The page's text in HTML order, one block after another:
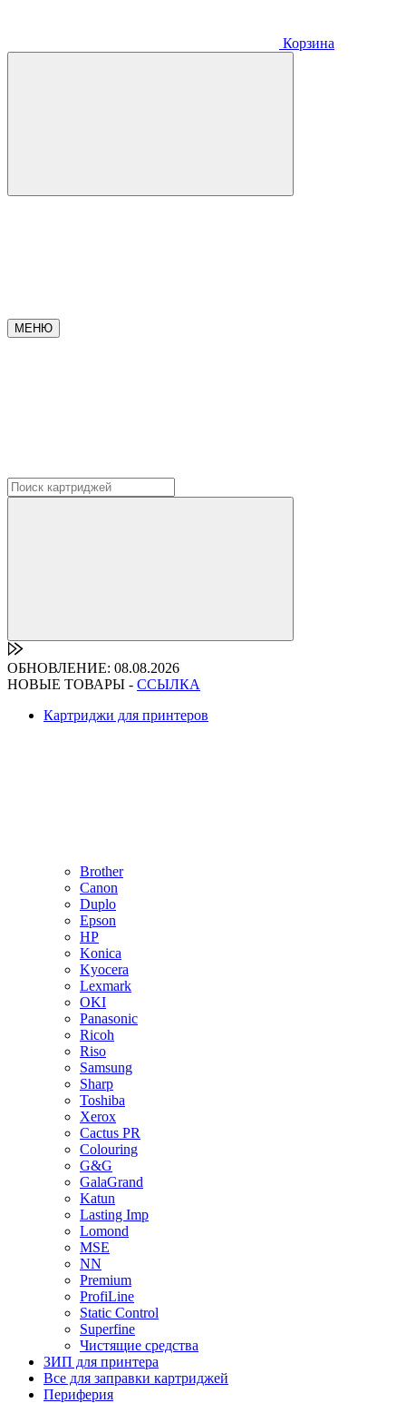
Корзина
МЕНЮ
ОБНОВЛЕНИЕ: 08.08.2026
НОВЫЕ ТОВАРЫ - ССЫЛКА
Картриджи для принтеров
Brother
Canon
Duplo
Epson
HP
Konica
Kyocera
Lexmark
OKI
Panasonic
Ricoh
Riso
Samsung
Sharp
Toshiba
Xerox
Cactus PR
Colouring
G&G
GalaGrand
Katun
Lasting Imp
Lomond
MSE
NN
Premium
ProfiLine
Static Control
Superfine
Чистящие средства
ЗИП для принтера
Все для заправки картриджей
Периферия